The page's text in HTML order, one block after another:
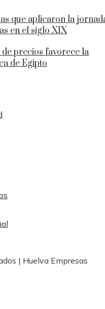
que aplicaron la
en el siglo XIX
precios favorece la
de Egipto
| Huelva Empresas